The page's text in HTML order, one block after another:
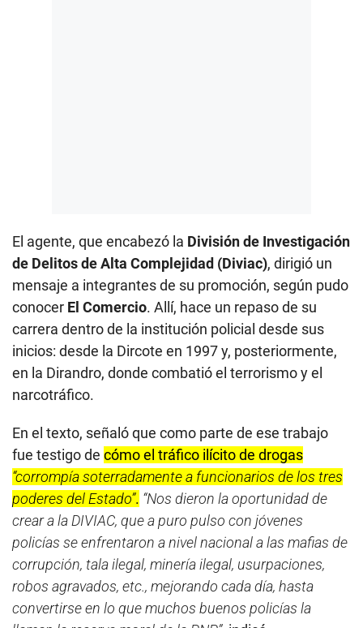
El agente, que encabezó la División de Investigación
de Delitos de Alta Complejidad (Diviac), dirigió un
mensaje a integrantes de su promoción, según pudo
conocer El Comercio. Allí, hace un repaso de su
carrera dentro de la institución policial desde sus
inicios: desde la Dircote en 1997 y, posteriormente,
en la Dirandro, donde combatió el terrorismo y el
narcotráfico.
En el texto, señaló que como parte de ese trabajo
fue testigo de cómo el tráfico ilícito de drogas
“corrompía soterradamente a funcionarios de los tres
poderes del Estado”. “Nos dieron la oportunidad de
crear a la DIVIAC, que a puro pulso con jóvenes
policías se enfrentaron a nivel nacional a las mafias de
corrupción, tala ilegal, minería ilegal, usurpaciones,
robos agravados, etc., mejorando cada día, hasta
convertirse en lo que muchos buenos policías la